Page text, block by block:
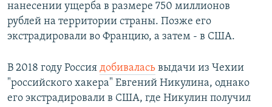
нанесении ущерба в размере 750 миллионов
рублей на территории страны. Позже его
экстрадировали во Францию, а затем - в США.
В 2018 году Россия добивалась выдачи из Чехии
"российского хакера" Евгений Никулина, однако
его экстрадировали в США, где Никулин получил